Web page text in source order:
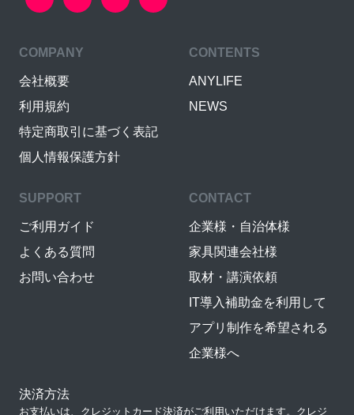
COMPANY
会社概要
利用規約
特定商取引に基づく表記
個人情報保護方針
CONTENTS
ANYLIFE
NEWS
SUPPORT
ご利用ガイド
よくある質問
お問い合わせ
CONTACT
企業様・自治体様
家具関連会社様
取材・講演依頼
IT導入補助金を利用して
アプリ制作を希望される
企業様へ
決済方法
お支払いは、クレジットカード決済がご利用いただけます。クレジ